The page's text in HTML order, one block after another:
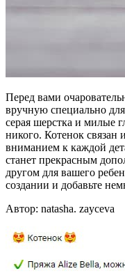
Перед вами
вручную специально
серая шерстка и милые
никого. Котенок связан
вниманием к каждой
станет прекрасным
другом для вашего
создании и добавьте
Автор: natasha. zayceva